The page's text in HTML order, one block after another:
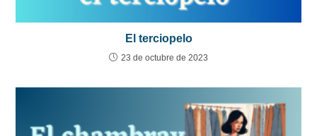
El terciopelo
23 de octubre de 2023